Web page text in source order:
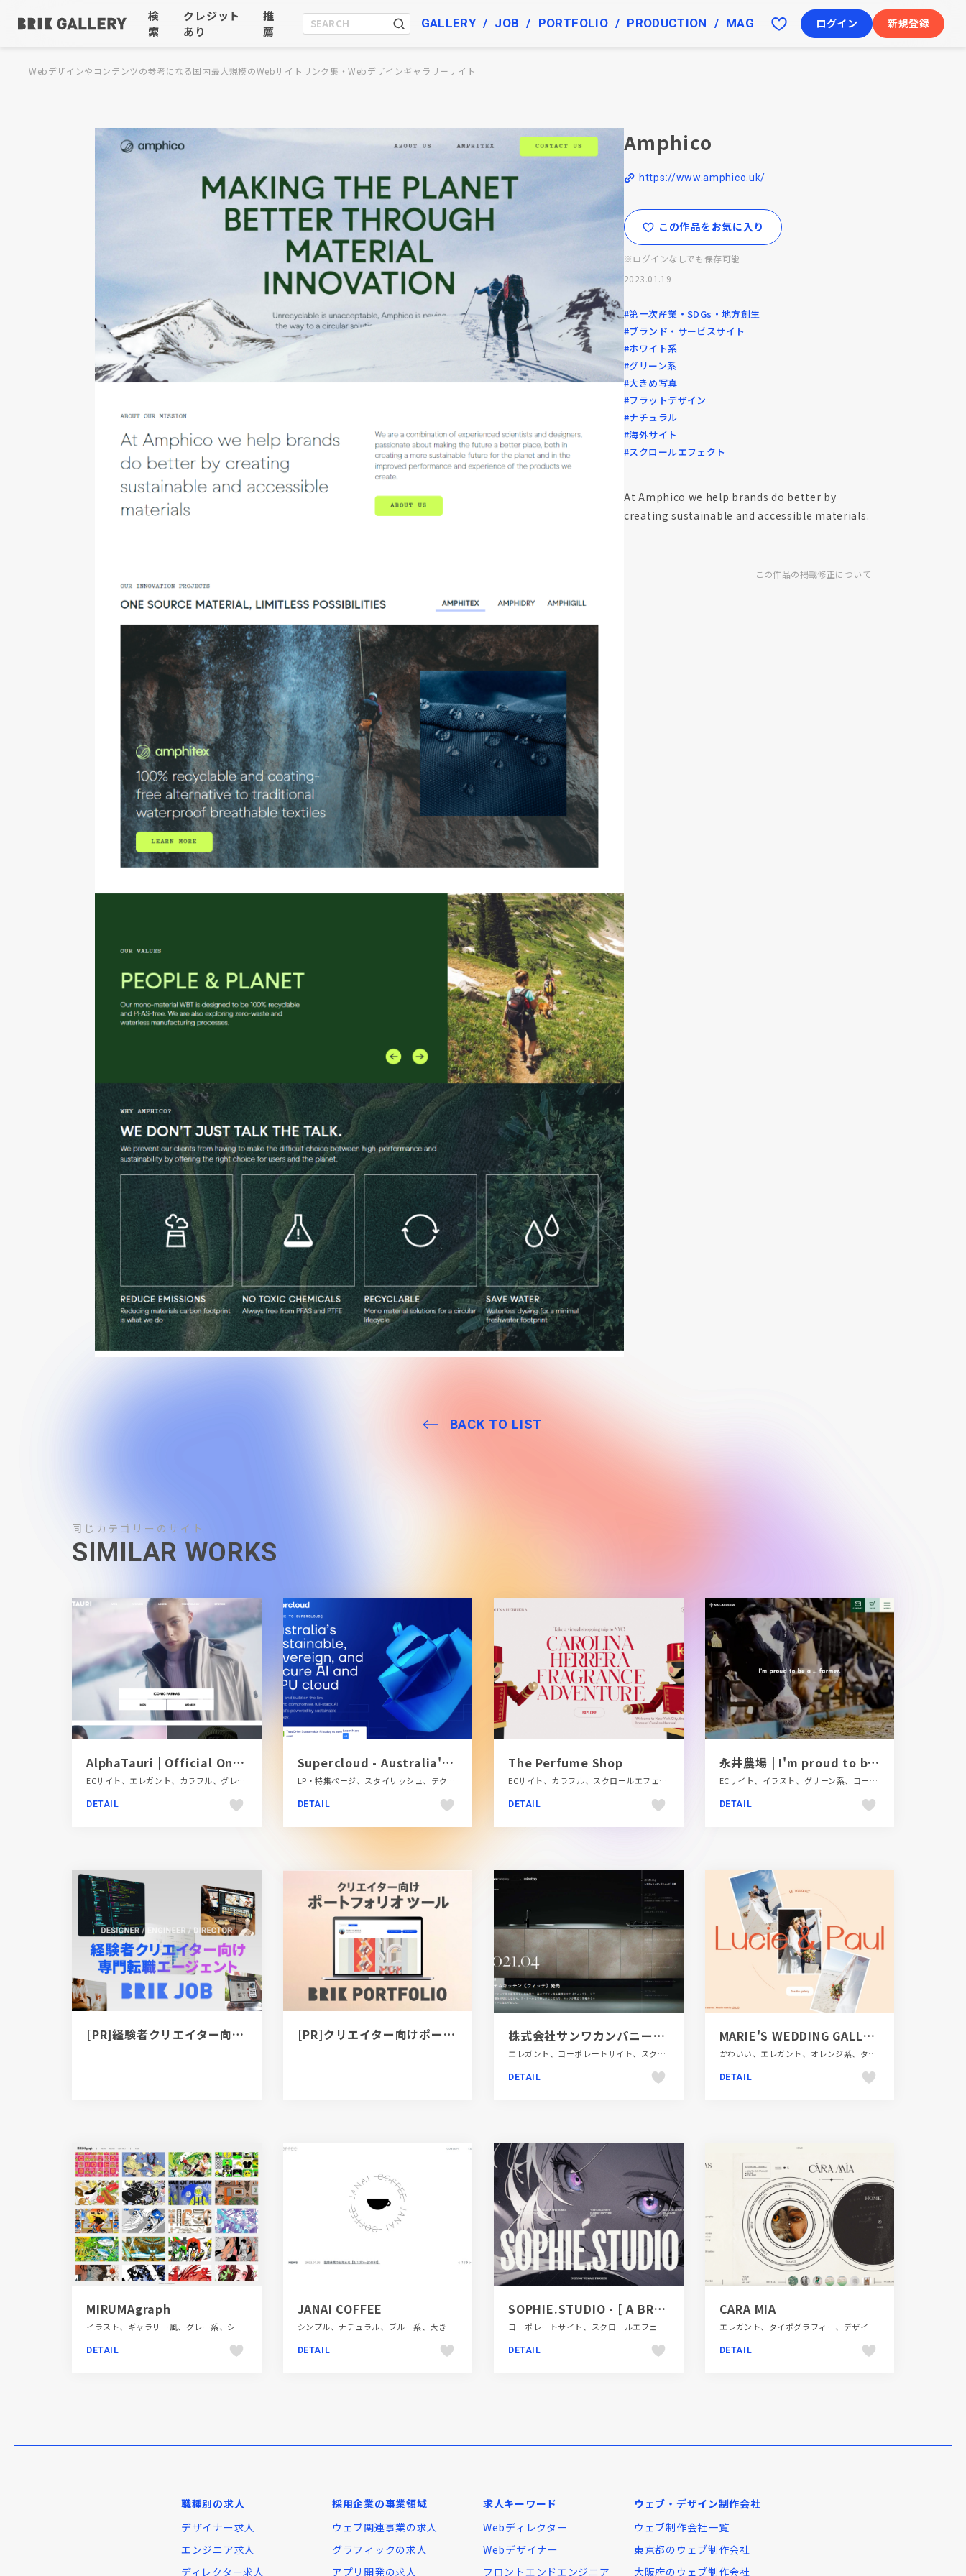
検
索
クレジット
あり
推
薦
GALLERY JOB PORTFOLIO PRODUCTION MAG ログイン 新規登録
Webデザインやコンテンツの参考になる国内最大規模のWebサイトリンク集・Webデザインギャラリーサイト
Amphico
https://www.amphico.uk/
この作品をお気に入り
※ログインなしでも保存可能
2023.01.19
#第一次産業・SDGs・地方創生
#ブランド・サービスサイト
#ホワイト系
#グリーン系
#大きめ写真
#フラットデザイン
#ナチュラル
#海外サイト
#スクロールエフェクト
At Amphico we help brands do better by
creating sustainable and accessible materials.
この作品の掲載修正について
BACK TO LIST
同じカテゴリーのサイト
SIMILAR WORKS
AlphaTauri | Official Online Store
ECサイト、エレガント、カラフル、グレー系、シンプル、スタイリッシュ、ダイナミック、ファッション・ビューティー、多言語対応、大きめ写真、海外サイト
DETAIL
Supercloud - Australia's sustainable, soverein & secure AI and GPU cloud
LP・特集ページ、スタイリッシュ、テクノロジー・サイエンス、ブランド・サービスサイト、ブルー系、大きめ写真、海外サイト
DETAIL
The Perfume Shop
ECサイト、カラフル、スクロールエフェクト、ダイナミック、ファッション・ビューティー、モーション多め、動画が流れる、海外サイト
DETAIL
永井農場 | I'm proud to be a ... farmer.
ECサイト、イラスト、グリーン系、コーポレートサイト、シンプル、スクロールエフェクト、ナチュラル、フラットデザイン、ブランド・サービスサイト、ベージュ・ゴールド系、ポップ、動画が流れる、大きめ写真、第一次産業・SDGs・地方創生、飲料・食品
DETAIL
[PR]経験者クリエイター向け転職カウンセリング｜デザイナー / ディレクター / エンジニア [PR]クリエイター向けポートフォリオツール｜BRIK PORTFOLIO 株式会社サンワカンパニーは、株式会社ミラタップへ
エレガント、コーポレートサイト、スクロールエフェクト、デザイン・アート・音楽・文芸、ホワイト系、大きめ写真
DETAIL
MARIE'S WEDDING GALLERY
かわいい、エレガント、オレンジ系、タイポグラフィー、デザイン・アート・音楽・文芸、ナチュラル、ピンク系、ベージュ・ゴールド系、ポートフォリオ、大きめ写真、海外サイト、飲食店・グルメ・ウェディング
DETAIL
MIRUMAgraph
イラスト、ギャラリー風、グレー系、シンプル、スタイリッシュ、デザイン・アート・音楽・文芸、ポートフォリオ、大きめ写真
DETAIL
JANAI COFFEE
シンプル、ナチュラル、ブルー系、大きめ写真、施設・店舗サイト、飲食店・グルメ・ウェディング
DETAIL
SOPHIE.STUDIO - [ A BRAND, DIGITAL EXPERIENCE, MOTION STUDIO ]
コーポレートサイト、スクロールエフェクト、スタイリッシュ、タイポグラフィー、ダイナミック、デザイン・アート・音楽・文芸、ブラック系 、ポートフォリオ、モーション多め
DETAIL
CARA MIA
エレガント、タイポグラフィー、デザイン・アート・音楽・文芸、ナチュラル、ブラック系 、ブランド・サービスサイト、ベージュ・ゴールド系、ポートフォリオ、大きめ写真、海外サイト、飲食店・グルメ・ウェディング
DETAIL
職種別の求人
デザイナー求人
エンジニア求人
ディレクター求人
採用企業の事業領域
ウェブ関連事業の求人
グラフィックの求人
アプリ開発の求人
求人キーワード
Webディレクター
Webデザイナー
フロントエンドエンジニア
ウェブ・デザイン制作会社
ウェブ制作会社一覧
東京都のウェブ制作会社
大阪府のウェブ制作会社